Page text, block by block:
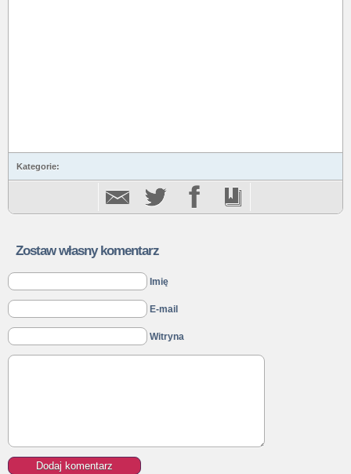
Kategorie:
Zostaw własny komentarz
Imię
E-mail
Witryna